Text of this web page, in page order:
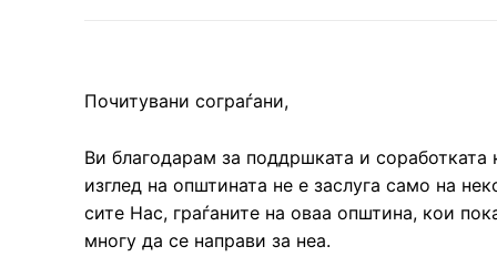
Почитувани сограѓани,
Ви благодарам за поддршката и
изглед на општината не е заслуга само на
сите Нас, граѓаните на оваа општина, кои
многу да се направи за неа.